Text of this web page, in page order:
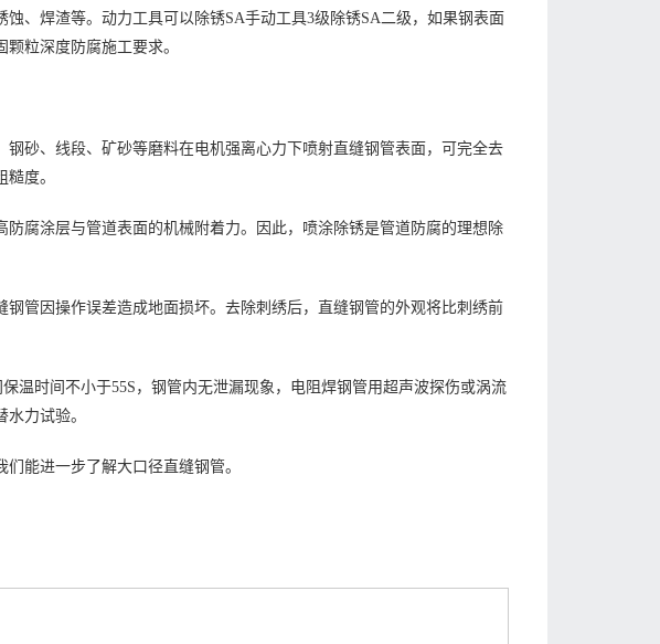
、焊渣等。动力工具可以除锈SA手动工具3级除锈SA二级，如果钢表面
粒深度防腐施工要求。
砂、线段、矿砂等磨料在电机强离心力下喷射直缝钢管表面，可完全去
度。
腐涂层与管道表面的机械附着力。因此，喷涂除锈是管道防腐的理想除
管因操作误差造成地面损坏。去除刺绣后，直缝钢管的外观将比刺绣前
温时间不小于55S，钢管内无泄漏现象，电阻焊钢管用超声波探伤或涡流
力试验。
能进一步了解大口径直缝钢管。